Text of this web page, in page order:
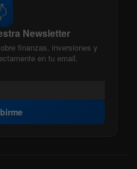
Newsletter
finanzas, inversiones y
en tu email.